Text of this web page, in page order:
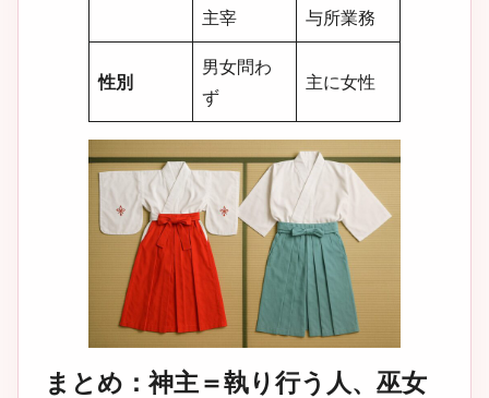
主宰
与所業務
性別
男女問わ
ず
主に女性
まとめ：神主＝執り行う人、巫女